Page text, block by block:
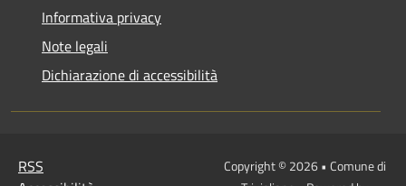
Informativa privacy
Note legali
Dichiarazione di accessibilità
RSS
Copyright © 2026 • Comune di